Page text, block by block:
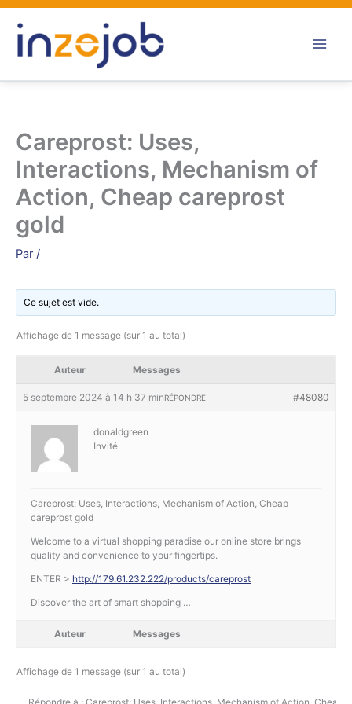
Aller
contenu
Careprost: Uses,
Interactions, Mechanism of
Action, Cheap careprost
gold
Par /
Ce sujet est vide.
Affichage de 1 message (sur 1 au total)
Auteur Messages
5 septembre 2024 à 14 h 37 min #48080
RÉPONDRE
donaldgreen
Invité
Careprost: Uses, Interactions, Mechanism of Action, Cheap
careprost gold
Welcome to a virtual shopping paradise our online store brings
quality and convenience to your fingertips.
ENTER > http://179.61.232.222/products/careprost
Discover the art of smart shopping …
Auteur Messages
Affichage de 1 message (sur 1 au total)